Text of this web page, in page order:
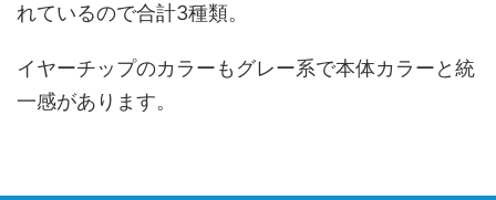
れているので合計3種類。
イヤーチップのカラーもグレー系で本体カラーと統
一感があります。